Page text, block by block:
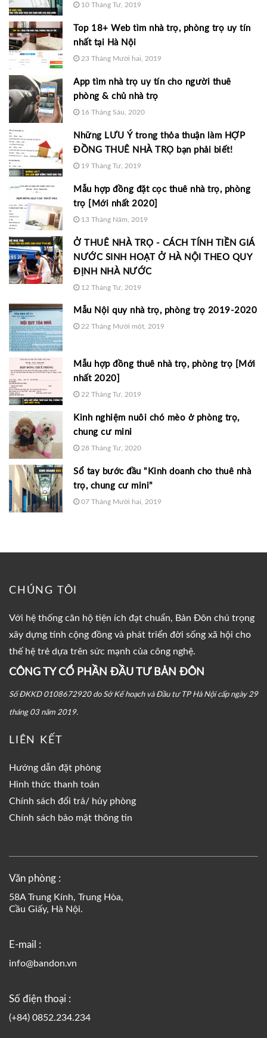
10 Tháng Tư, 2019
Top 18+ Web tìm nhà trọ, phòng trọ uy tín
nhất tại Hà Nội
23 Tháng Mười hai, 2019
App tìm nhà trọ uy tín cho người thuê
phòng & chủ nhà trọ
16 Tháng Sáu, 2020
Những LƯU Ý trong thỏa thuận làm HỢP
ĐỒNG THUÊ NHÀ TRỌ bạn phải biết!
19 Tháng Tư, 2019
Mẫu hợp đồng đặt cọc thuê nhà trọ, phòng
trọ [Mới nhất 2020]
13 Tháng Năm, 2019
Ở THUÊ NHÀ TRỌ - CÁCH TÍNH TIỀN GIÁ
NƯỚC SINH HOẠT Ở HÀ NỘI THEO QUY
ĐỊNH NHÀ NƯỚC
12 Tháng Tư, 2019
Mẫu Nội quy nhà trọ, phòng trọ 2019-2020
22 Tháng Mười một, 2019
Mẫu hợp đồng thuê nhà trọ, phòng trọ [Mới
nhất 2020]
22 Tháng Tư, 2019
Kinh nghiệm nuôi chó mèo ở phòng trọ,
chung cư mini
28 Tháng Tư, 2020
Sổ tay bước đầu "Kinh doanh cho thuê nhà
trọ, chung cư mini"
07 Tháng Mười hai, 2019
CHÚNG TÔI
Với hệ thống căn hộ tiện ích đạt chuẩn, Bản Đôn chú trọng
xây dựng tính cộng đồng và phát triển đời sống xã hội cho
thế hệ trẻ dựa trên sức mạnh của công nghệ.
CÔNG TY CỔ PHẦN ĐẦU TƯ BẢN ĐÔN
Số ĐKKD 0108672920 do Sở Kế hoạch và Đầu tư TP Hà Nội cấp ngày 29
tháng 03 năm 2019.
LIÊN KẾT
Hướng dẫn đặt phòng
Hình thức thanh toán
Chính sách đổi trả/ hủy phòng
Chính sách bảo mật thông tin
Văn phòng :
58A Trung Kính, Trung Hòa,
Cầu Giấy, Hà Nội.
E-mail :
info@bandon.vn
Số điện thoại :
(+84) 0852.234.234